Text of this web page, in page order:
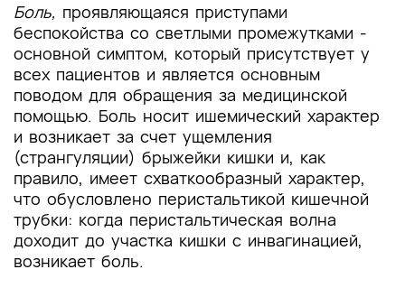
Боль, проявляющаяся приступами
беспокойства со светлыми промежутками -
основной симптом, который присутствует у
всех пациентов и является основным
поводом для обращения за медицинской
помощью. Боль носит ишемический характер
и возникает за счет ущемления
(странгуляции) брыжейки кишки и, как
правило, имеет схваткообразный характер,
что обусловлено перистальтикой кишечной
трубки: когда перистальтическая волна
доходит до участка кишки с инвагинацией,
возникает боль.